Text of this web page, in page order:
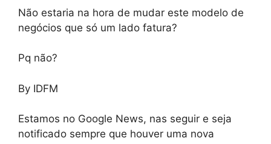
Não estaria na hora de mudar este modelo de
negócios que só um lado fatura?
Pq não?
By IDFM
Estamos no Google News, nas seguir e seja
notificado sempre que houver uma nova